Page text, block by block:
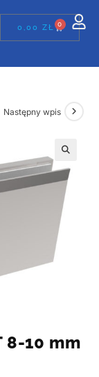
0,00ZŁ 0
Następny wpis
🔍
8-10 mm